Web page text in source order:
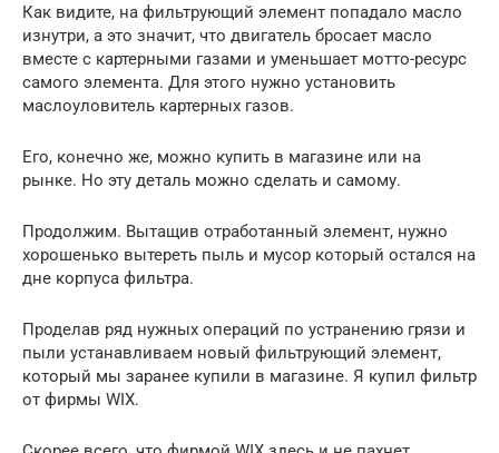
Как видите, на фильтрующий элемент попадало масло
изнутри, а это значит, что двигатель бросает масло
вместе с картерными газами и уменьшает мотто-ресурс
самого элемента. Для этого нужно установить
маслоуловитель картерных газов.
Его, конечно же, можно купить в магазине или на
рынке. Но эту деталь можно сделать и самому.
Продолжим. Вытащив отработанный элемент, нужно
хорошенько вытереть пыль и мусор который остался на
дне корпуса фильтра.
Проделав ряд нужных операций по устранению грязи и
пыли устанавливаем новый фильтрующий элемент,
который мы заранее купили в магазине. Я купил фильтр
от фирмы WIX.